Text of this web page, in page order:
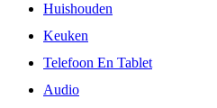
Huishouden
Keuken
Telefoon En Tablet
Audio